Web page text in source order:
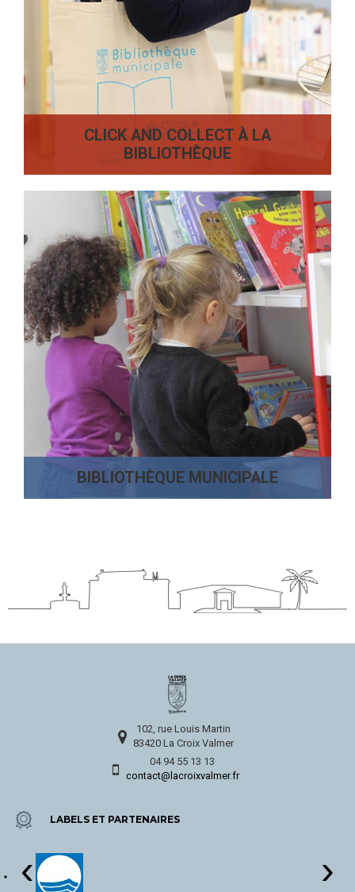
CLICK AND COLLECT À LA
BIBLIOTHÈQUE
BIBLIOTHÈQUE MUNICIPALE
102, rue Louis Martin
83420 La Croix Valmer
04 94 55 13 13
contact@lacroixvalmer.fr
LABELS ET PARTENAIRES
‹ ›